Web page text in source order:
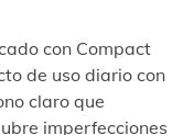
con Compact
de uso diario con
claro que
imperfecciones